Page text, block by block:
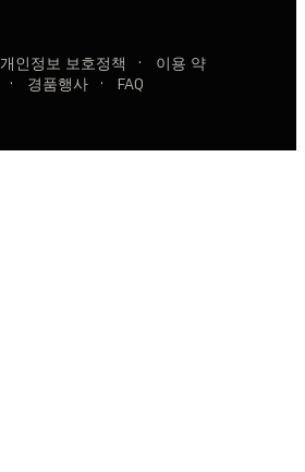
개인정보 보호정책 ·
이용 약
· 경품행사 · FAQ